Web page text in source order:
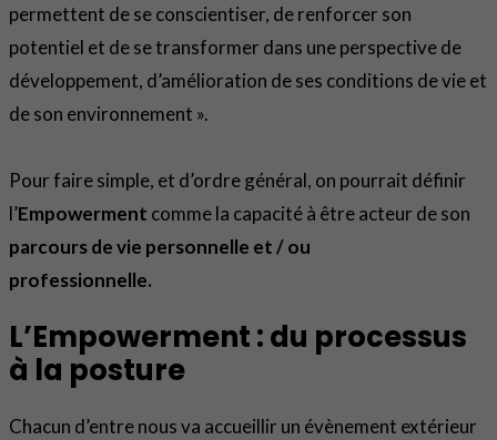
permettent de se conscientiser, de renforcer son
potentiel et de se transformer dans une perspective de
développement, d’amélioration de ses conditions de vie et
de son environnement ».
Pour faire simple, et d’ordre général, on pourrait définir
l’Empowerment comme la capacité à être acteur de son
parcours de vie personnelle et / ou
professionnelle.
L’Empowerment: du processus
à la posture
Chacun d’entre nous va accueillir un évènement extérieur